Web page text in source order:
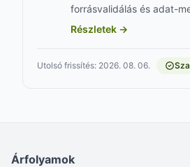
forrásvalidálás és adat-
Részletek →
Utolsó frissítés: 2026. 08. 06.
Árfolyamok